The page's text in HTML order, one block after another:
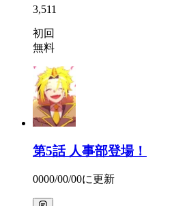
3,511
初回
無料
第5話 人事部登場！
0000/00/00に更新